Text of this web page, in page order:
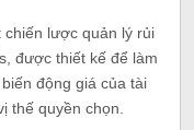
chiến lược quản lý rủi
được thiết kế để làm
động giá của tài
thế quyền chọn.